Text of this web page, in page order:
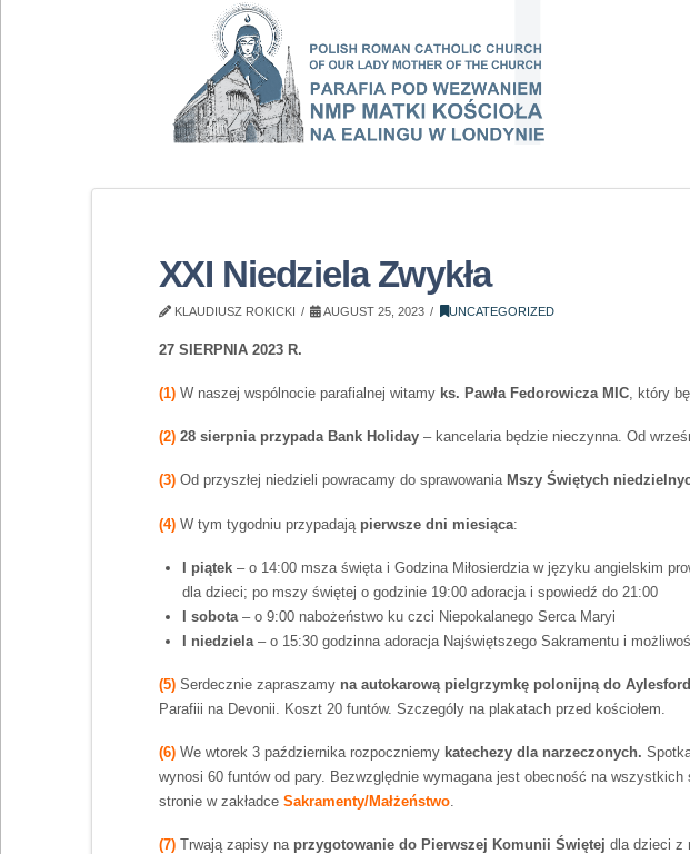
XXI Niedziela Zwykła
KLAUDIUSZ ROKICKI AUGUST 25, 2023 UNCATEGORIZED
27 SIERPNIA 2023 R.
(1) W naszej wspólnocie parafialnej witamy ks. Pawła Fedorowicza MIC, który
(2)28 sierpnia przypada Bank Holiday – kancelaria będzie nieczynna. Od
(3) Od przyszłej niedzieli powracamy do sprawowania Mszy Świętych
(4) W tym tygodniu przypadają pierwsze dni miesiąca:
I piątek– o 14:00 msza święta i Godzina Miłosierdzia w języku angielskim
dla dzieci; po mszy świętej o godzinie 19:00 adoracja i spowiedź do 21:00
I sobota– o 9:00 nabożeństwo ku czci Niepokalanego Serca Maryi
I niedziela– o 15:30 godzinna adoracja Najświętszego Sakramentu i
(5) Serdecznie zapraszamy na autokarową pielgrzymkę polonijną do Aylesford
Parafiii na Devonii. Koszt 20 funtów. Szczególy na plakatach przed kościołem.
(6) We wtorek 3 października rozpoczniemy katechezy dla narzeczonych.
wynosi 60 funtów od pary. Bezwzględnie wymagana jest obecność na
stronie w zakładce Sakramenty/Małżeństwo.
(7)Trwają zapisy na przygotowanie do Pierwszej Komunii Świętej dla dzieci z